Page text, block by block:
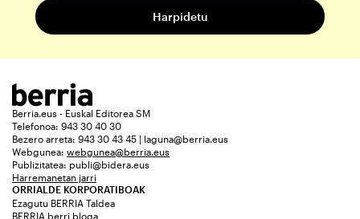
Berria.eus - Euskal Editorea SM
Telefonoa: 943 30 40 30
Bezero arreta: 943 30 43 45 | laguna@berria.eus
Webgunea: webgunea@berria.eus
Publizitatea: publi@bidera.eus
Harremanetan jarri
ORRIALDE KORPORATIBOAK
Ezagutu BERRIA Taldea
BERRIA berri bloga